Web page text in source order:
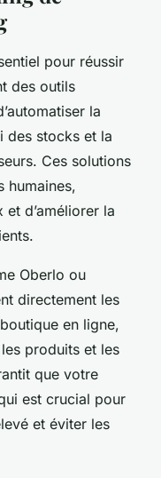
pour réussir
des outils
la
des stocks et la
Ces solutions
humaines,
d’améliorer la
Oberlo ou
directement les
en ligne,
produits et les
que votre
est crucial pour
et éviter les